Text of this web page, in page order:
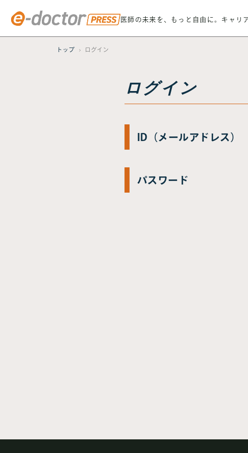
医師の未来を、もっと自由に。 キャリ
トップ ログイン
ログイン
ID（メールアドレス）
パスワード